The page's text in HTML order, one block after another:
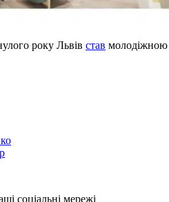
року Львів став молодіжною
соціальні мережі